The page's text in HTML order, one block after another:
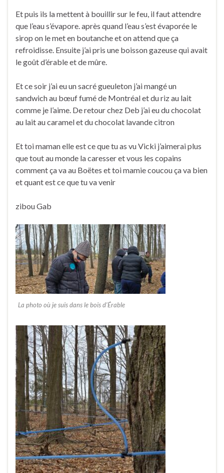
Et puis ils la mettent à bouillir sur le feu, il faut attendre
que l’eau s’évapore. après quand l’eau s’est évaporée le
sirop on le met en boutanche et on attend que ça
refroidisse. Ensuite j’ai pris une boisson gazeuse qui avait
le goût d’érable et de mûre.
Et ce soir j’ai eu un sacré gueuleton j’ai mangé un
sandwich au bœuf fumé de Montréal et du riz au lait
comme je l’aime. De retour chez Deb j’ai eu du chocolat
au lait au caramel et du chocolat lavande citron
Et toi maman elle est ce que tu as vu Vicki j’aimerai plus
que tout au monde la caresser et vous les copains
comment ça va au Boëtes et toi mamie coucou ça va bien
et quant est ce que tu va venir
zibou Gab
La photo où je suis dans le bois d’Érable